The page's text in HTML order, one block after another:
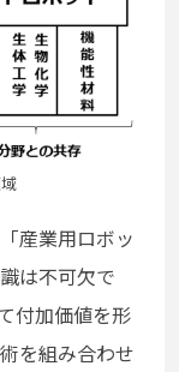
産業用ロボッ
は不可欠で
付加価値を形
を組み合わせ